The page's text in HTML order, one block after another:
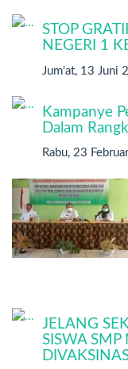
STOP
NEGERI 1
Jum'at, 13 Juni
Kampanye
Dalam
Rabu, 23
JELANG
SISWA